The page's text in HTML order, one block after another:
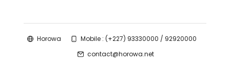
Horowa
Mobile : (+227) 93330000 / 92920000
contact@horowa.net